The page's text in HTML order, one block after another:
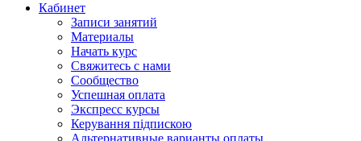
Кабинет
Записи занятий
Материалы
Начать курс
Свяжитесь с нами
Сообщество
Успешная оплата
Экспресс курсы
Керування підпискою